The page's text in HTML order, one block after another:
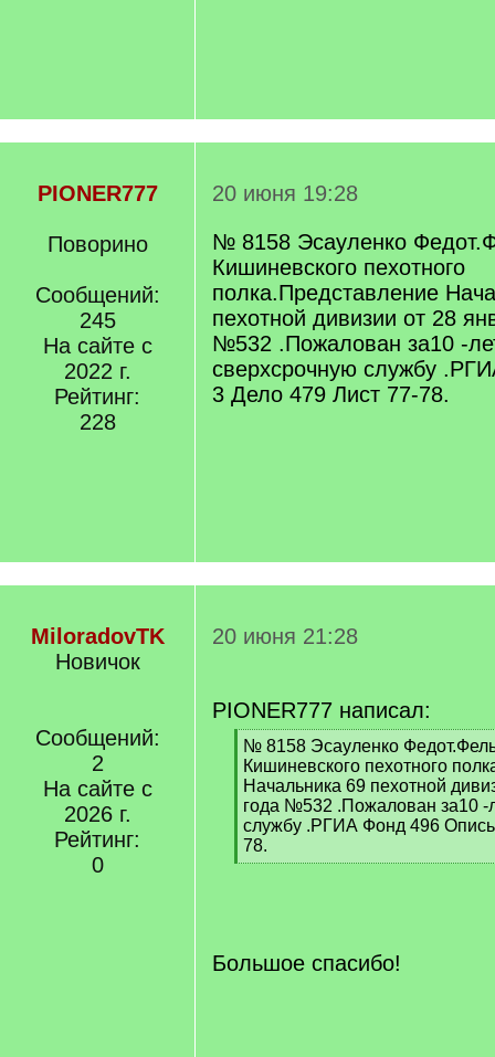
PIONER777
Поворино
Сообщений:
245
На сайте с
2022 г.
Рейтинг:
228
20 июня 19:28
№ 8158 Эсауленко
Кишиневского пехотного
полка.Представление
пехотной дивизии от 28
№532 .Пожалован за10 -
сверхсрочную службу
3 Дело 479 Лист 77-78.
MiloradovTK
Новичок
Сообщений:
2
На сайте с
2026 г.
Рейтинг:
0
20 июня 21:28
PIONER777 написал:
[
q
]
№ 8158 Эсауленко
Кишиневского пехотного
Начальника 69 пехотной
года №532 .Пожалован за10 -
службу .РГИА Фонд 496
78.
[
Большое спасибо!